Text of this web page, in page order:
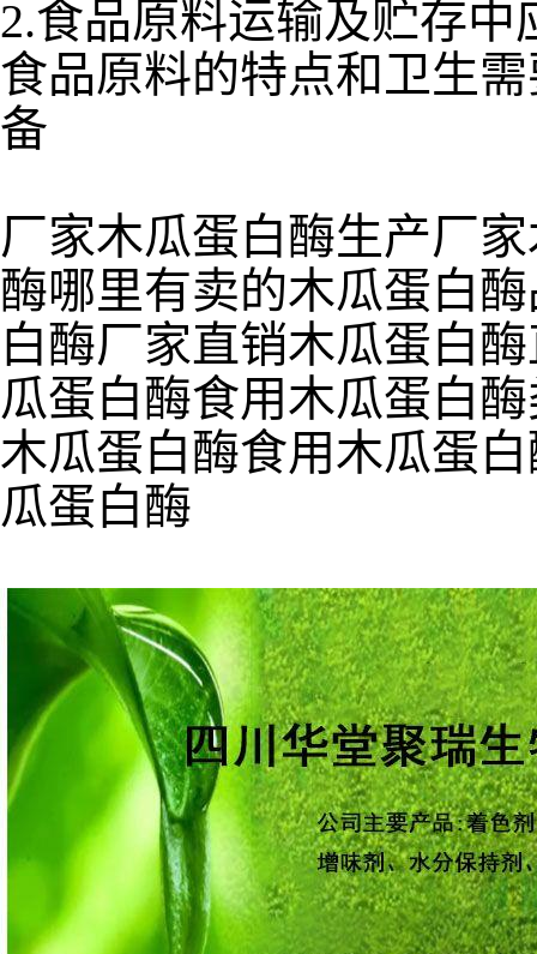
2.食品原料运输及贮存
食品原料的特点和卫生
备
厂家木瓜蛋白酶生产厂
酶哪里有卖的木瓜蛋白
白酶厂家直销木瓜蛋白
瓜蛋白酶食用木瓜蛋白
木瓜蛋白酶食用木瓜蛋
瓜蛋白酶